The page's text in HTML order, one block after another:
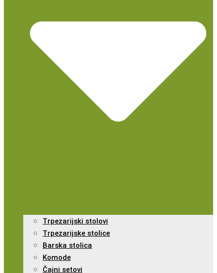
Trpezarijski stolovi
Trpezarijske stolice
Barska stolica
Komode
Čajni setovi